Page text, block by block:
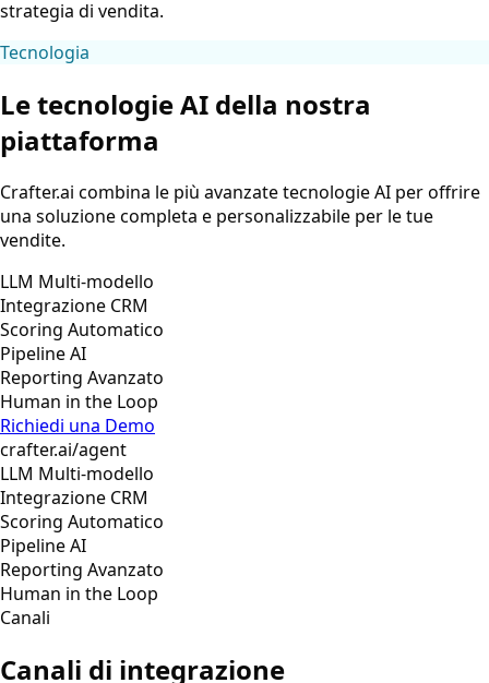
strategia di vendita.
Tecnologia
Le tecnologie AI della nostra
piattaforma
Crafter.ai combina le più avanzate tecnologie AI per offrire
una soluzione completa e personalizzabile per le tue
vendite.
LLM Multi-modello
Integrazione CRM
Scoring Automatico
Pipeline AI
Reporting Avanzato
Human in the Loop
Richiedi una Demo
crafter.ai/agent
LLM Multi-modello
Integrazione CRM
Scoring Automatico
Pipeline AI
Reporting Avanzato
Human in the Loop
Canali
Canali di integrazione